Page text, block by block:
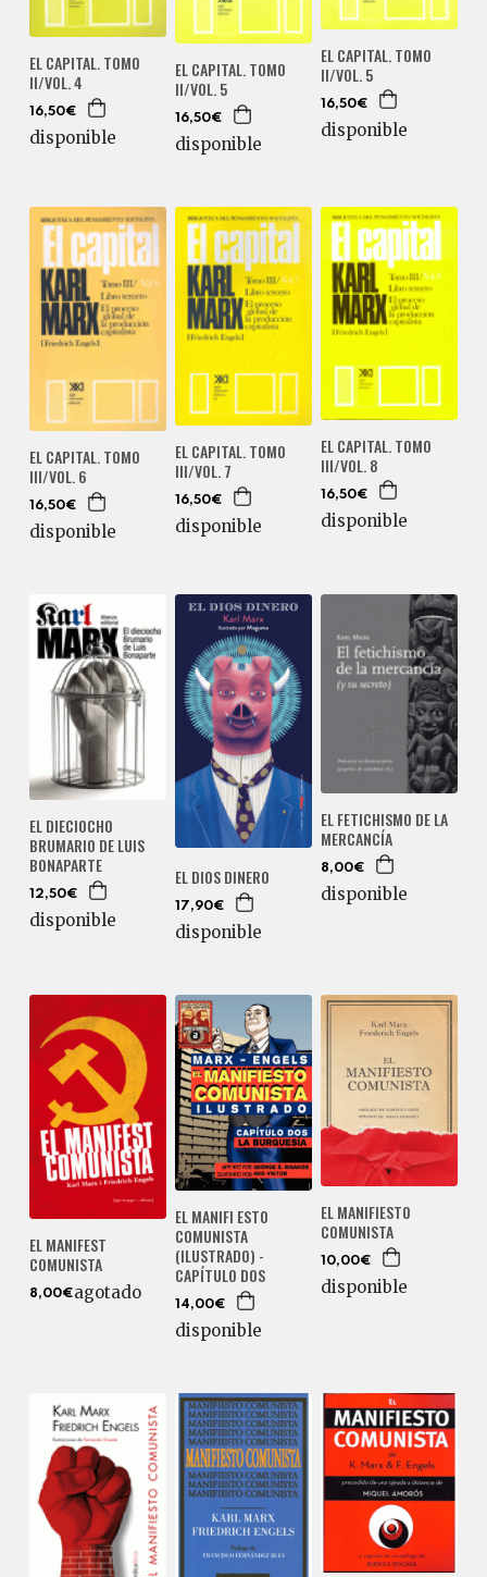
EL CAPITAL. TOMO
II/VOL. 4
16,50€
disponible
EL CAPITAL. TOMO
II/VOL. 5
16,50€
disponible
EL CAPITAL. TOMO
II/VOL. 5
16,50€
disponible
EL CAPITAL. TOMO
III/VOL. 6
16,50€
disponible
EL CAPITAL. TOMO
III/VOL. 7
16,50€
disponible
EL CAPITAL. TOMO
III/VOL. 8
16,50€
disponible
EL DIECIOCHO
BRUMARIO DE LUIS
BONAPARTE
12,50€
disponible
EL DIOS DINERO
17,90€
disponible
EL FETICHISMO DE LA
MERCANCÍA
8,00€
disponible
EL MANIFEST
COMUNISTA
8,00€agotado
EL MANIFI ESTO
COMUNISTA
(ILUSTRADO) -
CAPÍTULO DOS
14,00€
disponible
EL MANIFIESTO
COMUNISTA
10,00€
disponible